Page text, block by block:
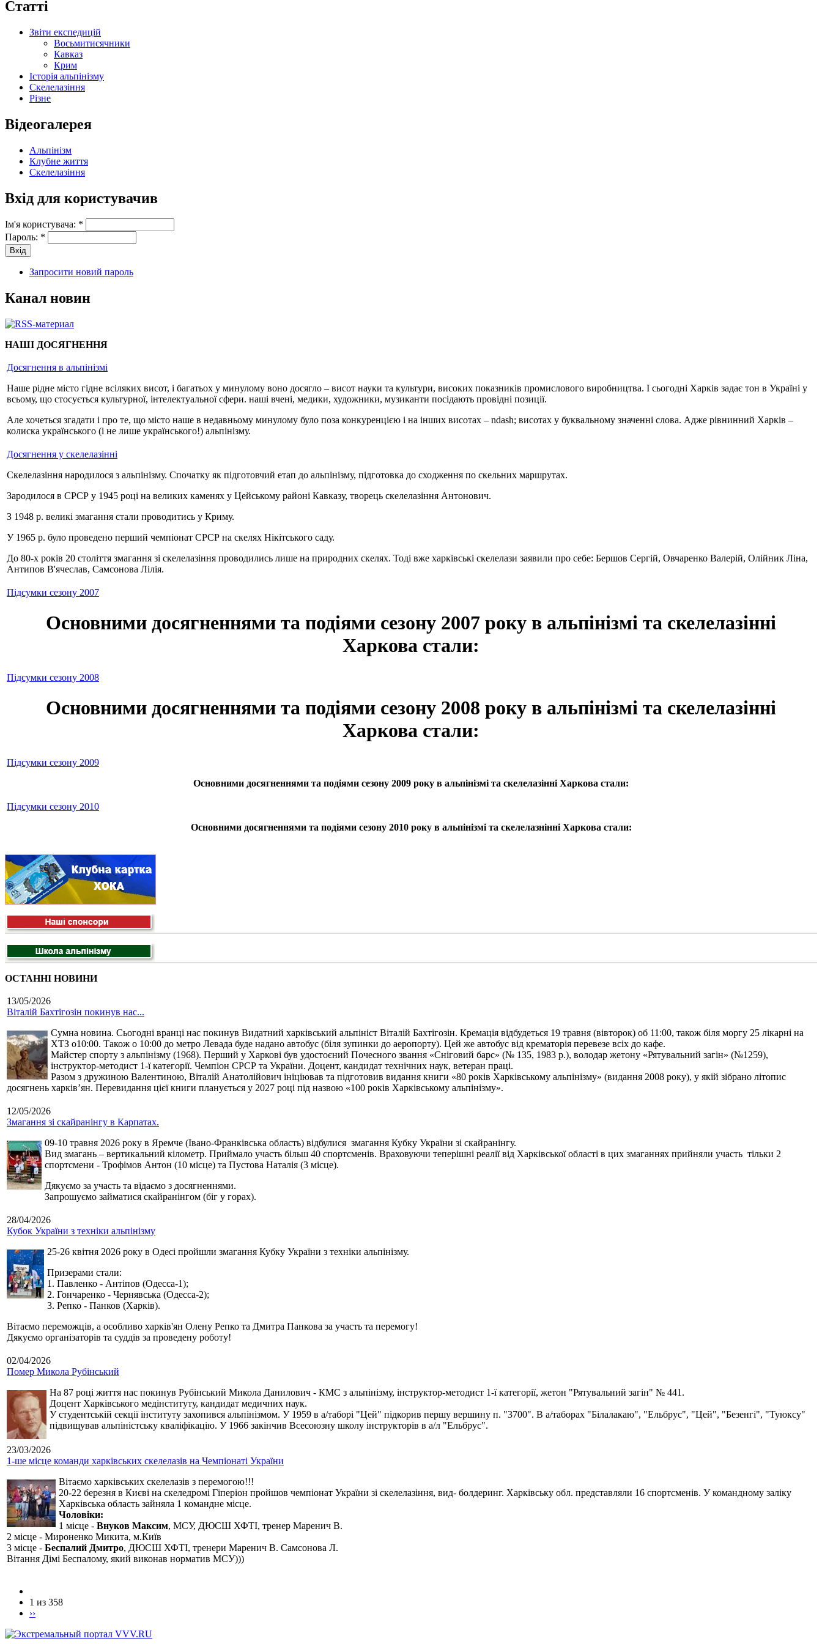
Статті
Звіти експедицій
Восьмитисячники
Кавказ
Крим
Історія альпінізму
Скелелазіння
Різне
Відеогалерея
Альпінізм
Клубне життя
Скелелазіння
Вхід для користувачив
Ім'я користувача: *
Пароль: *
Запросити новий пароль
Канал новин
НАШІ ДОСЯГНЕННЯ
Досягнення в альпінізмі
Наше рідне місто гідне всіляких висот, і багатьох у минулому воно досягло – висот науки та культури, високих показників промислового виробництва. І сьогодні Харків задає тон в Україні у
всьому, що стосується культурної, інтелектуальної сфери. наші вчені, медики, художники, музиканти посідають провідні позиції.
Але хочеться згадати і про те, що місто наше в недавньому минулому було поза конкуренцією і на інших висотах – ndash; висотах у буквальному значенні слова. Адже рівнинний Харків –
колиска українського (і не лише українського!) альпінізму.
Досягнення у скелелазінні
Скелелазіння народилося з альпінізму. Спочатку як підготовчий етап до альпінізму, підготовка до сходження по скельних маршрутах.
Зародилося в СРСР у 1945 році на великих каменях у Цейському районі Кавказу, творець скелелазіння Антонович.
З 1948 р. великі змагання стали проводитись у Криму.
У 1965 р. було проведено перший чемпіонат СРСР на скелях Нікітського саду.
До 80-х років 20 століття змагання зі скелелазіння проводились лише на природних скелях. Тоді вже харківські скелелази заявили про себе: Бершов Сергій, Овчаренко Валерій, Олійник Ліна,
Антипов В'ячеслав, Самсонова Лілія.
Підсумки сезону 2007
Основними досягненнями та подіями сезону 2007 року в альпінізмі та скелелазінні
Харкова стали:
Підсумки сезону 2008
Основними досягненнями та подіями сезону 2008 року в альпінізмі та скелелазінні
Харкова стали:
Підсумки сезону 2009
Основними досягненнями та подіями сезону 2009 року в альпінізмі та скелелазінні Харкова стали:
Підсумки сезону 2010
Основними досягненнями та подіями сезону 2010 року в альпінізмі та скелелазнінні Харкова стали:
ОСТАННІ НОВИНИ
13/05/2026
Віталій Бахтігозін покинув нас...
Сумна новина. Сьогодні вранці нас покинув Видатний харківський альпініст Віталій Бахтігозін. Кремація відбудеться 19 травня (вівторок) об 11:00, також біля моргу 25 лікарні на
ХТЗ о10:00. Також о 10:00 до метро Левада буде надано автобус (біля зупинки до аеропорту). Цей же автобус від крематорія перевезе всіх до кафе.
Майстер спорту з альпінізму (1968). Перший у Харкові був удостоєний Почесного звання «Сніговий барс» (№ 135, 1983 р.), володар жетону «Рятувальний загін» (№1259),
інструктор-методист 1-ї категорії. Чемпіон СРСР та України. Доцент, кандидат технічних наук, ветеран праці.
Разом з дружиною Валентиною, Віталій Анатолійович ініціював та підготовив видання книги «80 років Харківському альпінізму» (видання 2008 року), у якій зібрано літопис
досягнень харків’ян. Перевидання цієї книги планується у 2027 році під назвою «100 років Харківському альпінізму».
12/05/2026
Змагання зі скайранінгу в Карпатах.
09-10 травня 2026 року в Яремче (Івано-Франківська область) відбулися змагання Кубку України зі скайранінгу.
Вид змагань – вертикальний кілометр. Приймало участь більш 40 спортсменів. Враховуючи теперішні реалії від Харківської області в цих змаганнях прийняли участь тільки 2
спортсмени - Трофімов Антон (10 місце) та Пустова Наталія (3 місце).
Дякуємо за участь та відаємо з досягненнями.
Запрошуємо займатися скайранінгом (біг у горах).
28/04/2026
Кубок України з техніки альпінізму
25-26 квітня 2026 року в Одесі пройшли змагання Кубку України з техніки альпінізму.
Призерами стали:
1. Павленко - Антіпов (Одесса-1);
2. Гончаренко - Чернявська (Одесса-2);
3. Репко - Панков (Харків).
Вітаємо переможців, а особливо харків'ян Олену Репко та Дмитра Панкова за участь та перемогу!
Дякуємо організаторів та суддів за проведену роботу!
02/04/2026
Помер Микола Рубінський
На 87 році життя нас покинув Рубінський Микола Данилович - КМС з альпінізму, інструктор-методист 1-ї категорії, жетон "Рятувальний загін" № 441.
Доцент Харківського медінституту, кандидат медичних наук.
У студентській секції інституту захопився альпінізмом. У 1959 в а/таборі "Цей" підкорив першу вершину п. "3700". В а/таборах "Білалакаю", "Ельбрус", "Цей", "Безенгі", "Туюксу"
підвищував альпіністську кваліфікацію. У 1966 закінчив Всесоюзну школу інструкторів в а/л "Ельбрус".
23/03/2026
1-ше місце команди харківських скелелазів на Чемпіонаті України
Вітаємо харківських скелелазів з перемогою!!!
20-22 березня в Києві на скеледромі Гіперіон пройшов чемпіонат України зі скелелазіння, вид- болдеринг. Харківську обл. представляли 16 спортсменів. У командному заліку
Харківська область зайняла 1 командне місце.
Чоловіки:
1 місце - Внуков Максим, МСУ, ДЮСШ ХФТІ, тренер Маренич В.
2 місце - Мироненко Микита, м.Київ
3 місце - Беспалий Дмитро, ДЮСШ ХФТІ, тренери Маренич В. Самсонова Л.
Вітання Дімі Беспалому, який виконав норматив МСУ)))
1 из 358
››